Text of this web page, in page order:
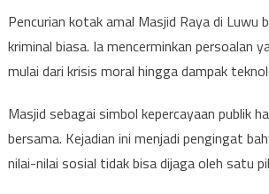
Pencurian kotak amal Masjid Raya di Luwu
kriminal biasa. Ia mencerminkan persoalan
mulai dari krisis moral hingga dampak
Masjid sebagai simbol kepercayaan publik
bersama. Kejadian ini menjadi pengingat
nilai-nilai sosial tidak bisa dijaga oleh satu